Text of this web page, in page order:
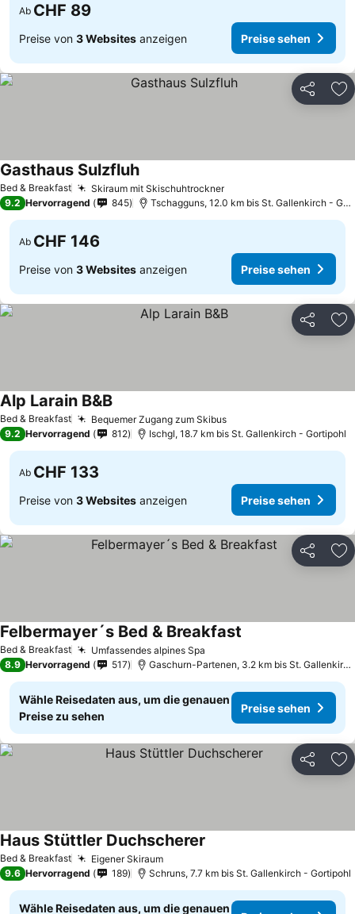
Ab CHF 89
Preise von 3 Websites anzeigen Preise sehen
Teilen
Bed & Breakfast Skiraum mit Skischuhtrockner
Gasthaus Sulzfluh
9.2 Hervorragend 845 Tschagguns, 12.0 km bis St. Gallenkirch - Gortipohl
Ab CHF 146
Preise von 3 Websites anzeigen Preise sehen
Teilen
Bed & Breakfast Bequemer Zugang zum Skibus
Alp Larain B&B
9.2 Hervorragend 812 Ischgl, 18.7 km bis St. Gallenkirch - Gortipohl
Ab CHF 133
Preise von 3 Websites anzeigen Preise sehen
Teilen
Bed & Breakfast Umfassendes alpines Spa
Felbermayer´s Bed & Breakfast
8.9 Hervorragend 517 Gaschurn-Partenen, 3.2 km bis St. Gallenkirch - Gortipohl
Wähle Reisedaten aus, um die genauen
Preise zu sehen
Preise sehen
Teilen
Bed & Breakfast Eigener Skiraum
Haus Stüttler Duchscherer
9.6 Hervorragend 189 Schruns, 7.7 km bis St. Gallenkirch - Gortipohl
Wähle Reisedaten aus, um die genauen